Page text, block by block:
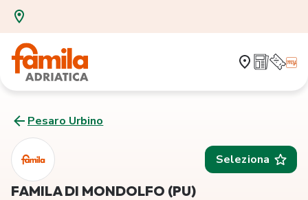
Pesaro Urbino
Seleziona
FAMILA DI MONDOLFO (PU)